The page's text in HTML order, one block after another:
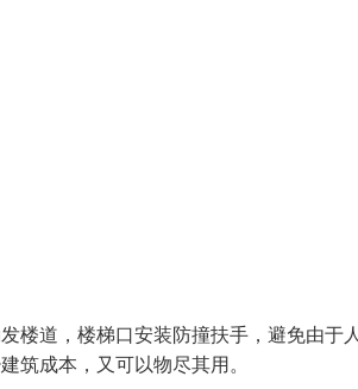
楼道，楼梯口安装防撞扶手，避免由于
筑成本，又可以物尽其用。